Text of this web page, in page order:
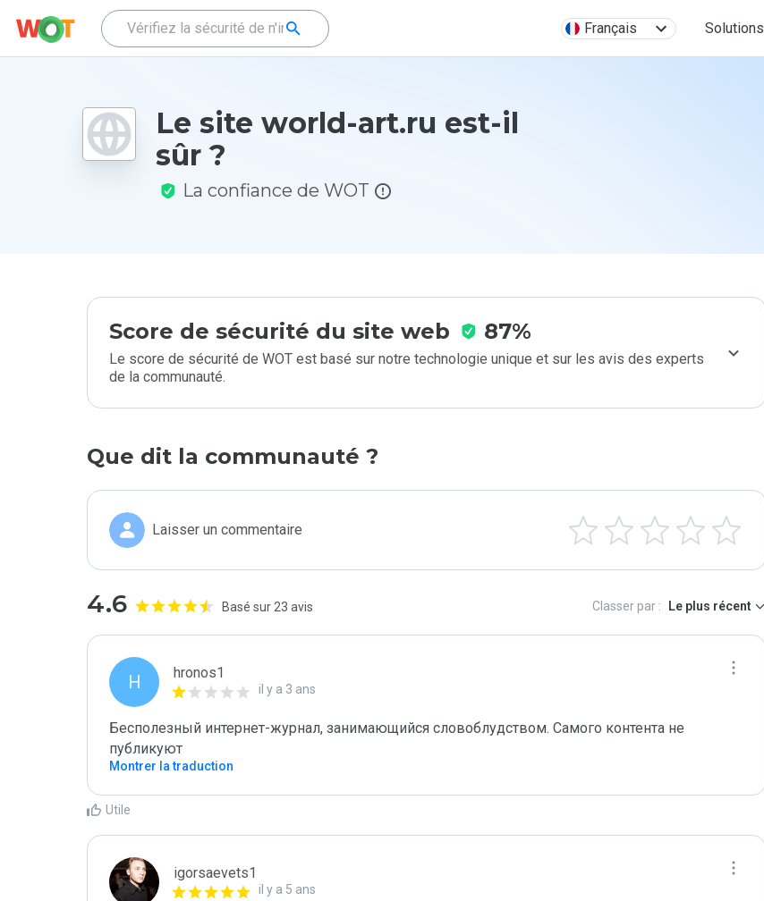
Français Solutions
Le site world-art.ru est-il
sûr ?
La confiance de WOT
Score de sécurité du site web 87%
Le score de sécurité de WOT est basé sur notre technologie unique et sur les avis des experts
de la communauté.
Que dit la communauté ?
Laisser un commentaire
4.6 Basé sur 23 avis Classer par : Le plus récent
H hronos1
il y a 3 ans
Бесполезный интернет-журнал, занимающийся словоблудством. Самого контента не
публикуют
Montrer la traduction
Utile
igorsaevets1
il y a 5 ans